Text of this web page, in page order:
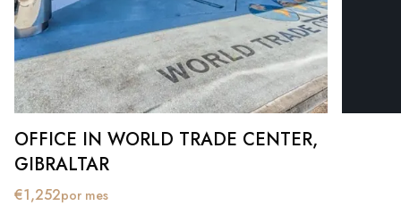
OFFICE IN WORLD TRADE CENTER,
GIBRALTAR
€1,252por mes